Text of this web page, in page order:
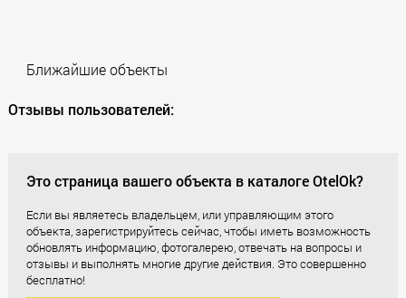
Ближайшие объекты
Отзывы пользователей:
Это страница вашего объекта в каталоге OtelOk?
Если вы являетесь владельцем, или управляющим этого
объекта, зарегистрируйтесь сейчас, чтобы иметь возможность
обновлять информацию, фотогалерею, отвечать на вопросы и
отзывы и выполнять многие другие действия. Это совершенно
бесплатно!